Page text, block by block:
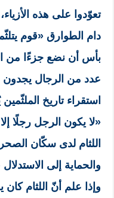
تعوّدوا على هذه
دام الطوارق «قوم
بأس أن نضع جزءًا من
عدد من الرجال يجدون
استقراء تاريخ
«لا يكون الرجل رجلًا
اللثام لدى سكّان
والحماية إلى
وإذا علم أنّ اللثام